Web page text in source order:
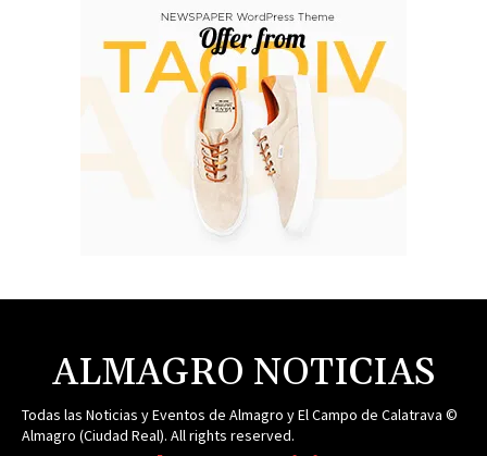
ALMAGRO NOTICIAS
Todas las Noticias y Eventos de Almagro y El Campo de Calatrava ©
Almagro (Ciudad Real). All rights reserved.